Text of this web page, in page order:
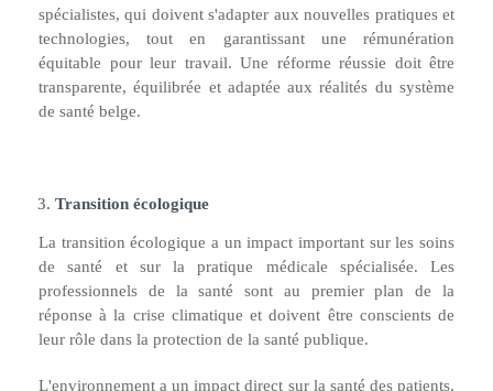
spécialistes, qui doivent s'adapter aux nouvelles pratiques et
technologies, tout en garantissant une rémunération
équitable pour leur travail. Une réforme réussie doit être
transparente, équilibrée et adaptée aux réalités du système
de santé belge.
Transition écologique
La transition écologique a un impact important sur les soins
de santé et sur la pratique médicale spécialisée. Les
professionnels de la santé sont au premier plan de la
réponse à la crise climatique et doivent être conscients de
leur rôle dans la protection de la santé publique.
L'environnement a un impact direct sur la santé des patients.